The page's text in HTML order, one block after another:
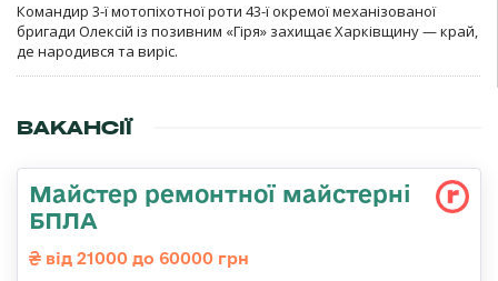
Командир 3-ї мотопіхотної роти 43-ї окремої механізованої
бригади Олексій із позивним «Гіря» захищає Харківщину — край,
де народився та виріс.
ВАКАНСІЇ
Майстер ремонтної майстерні
БПЛА
від 21000 до 60000 грн